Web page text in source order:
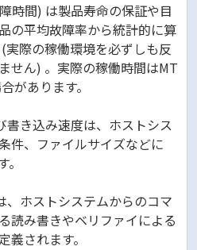
時間) は製品寿命の保証や目
の平均故障率から統計的に算
実際の稼働環境を必ずしも反
せん) 。実際の稼働時間はMT
があります。
書き込み速度は、ホストシス
件、ファイルサイズなどに
、ホストシステムからのコマ
読み書きやベリファイによる
義されます。